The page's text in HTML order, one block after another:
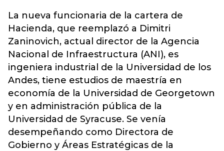
La nueva funcionaria de la cartera de
Hacienda, que reemplazó a Dimitri
Zaninovich, actual director de la Agencia
Nacional de Infraestructura (ANI), es
ingeniera industrial de la Universidad de los
Andes, tiene estudios de maestría en
economía de la Universidad de Georgetown
y en administración pública de la
Universidad de Syracuse. Se venía
desempeñando como Directora de
Gobierno y Áreas Estratégicas de la